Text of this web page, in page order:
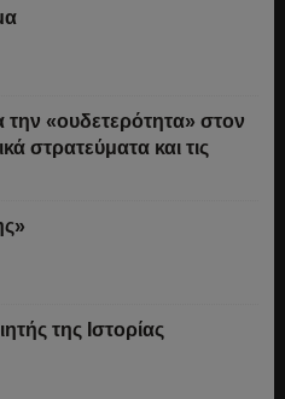
την «ουδετερότητα» στον
στρατεύματα και τις
της Ιστορίας